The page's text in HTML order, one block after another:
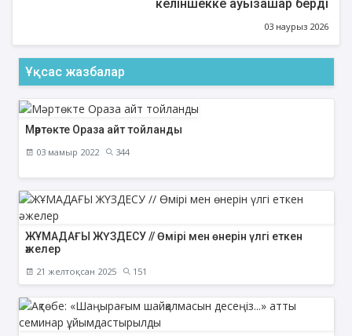
келіншекке ауызашар берді
03 наурыз 2026
Ұқсас жазбалар
Мәртөкте Ораза айт тойланды
03 мамыр 2022 344
ЖҰМАДАҒЫ ЖҮЗДЕСУ // Өмірі мен өнерін үлгі еткен
әжелер
21 желтоқсан 2025 151